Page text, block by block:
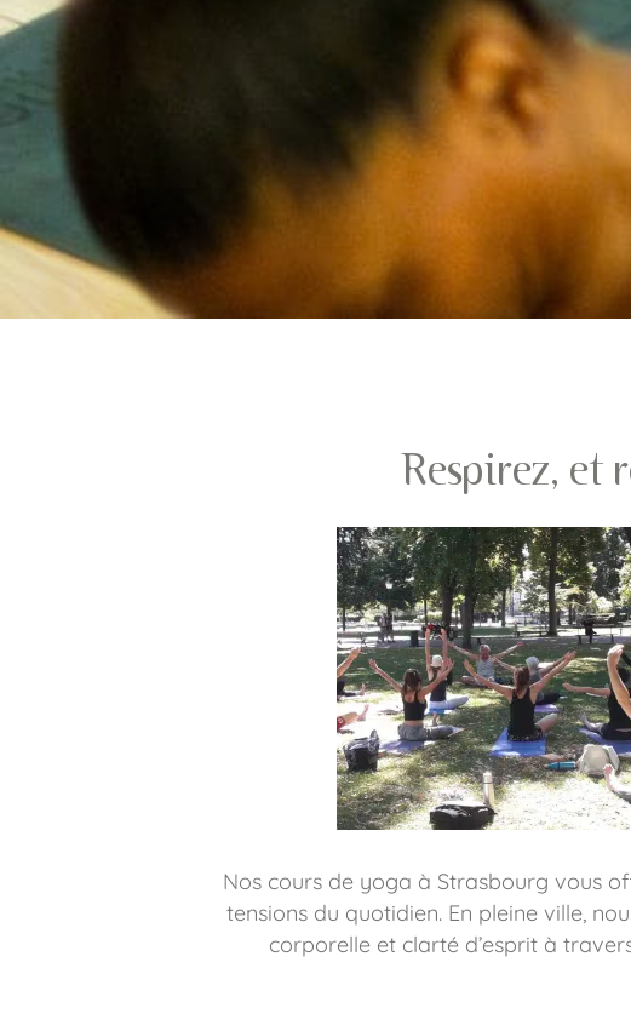
Respirez, et
Nos cours de yoga à Strasbourg vous
tensions du quotidien. En pleine ville,
corporelle et clarté d’esprit à